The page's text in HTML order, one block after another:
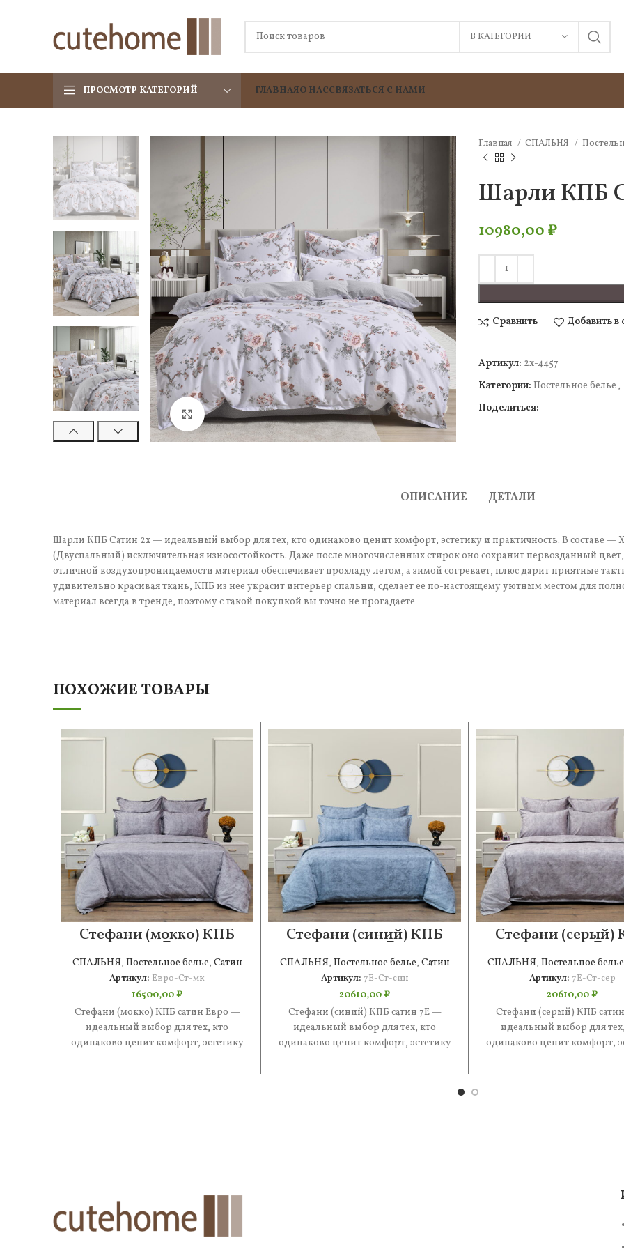
В КАТЕГОРИИ
ПРОСМОТР КАТЕГОРИЙ ГЛАВНАЯО НАССВЯЗАТЬСЯ С НАМИ
Нажмите, чтобы увеличить
Главная СПАЛЬНЯ
Шарли КПБ
10980,00₽
Сравнить Добавить в
Артикул: 2х-4457
Категории: Постельное белье ,
Поделиться:
ОПИСАНИЕ ДЕТАЛИ
Шарли КПБ Сатин 2х — идеальный выбор для тех, кто одинаково ценит комфорт, эстетику и практичность. В составе —
(Двуспальный) исключительная износостойкость. Даже после многочисленных стирок оно сохранит первозданный
отличной воздухопроницаемости материал обеспечивает прохладу летом, а зимой согревает, плюс дарит приятные
удивительно красивая ткань, КПБ из нее украсит интерьер спальни, сделает ее по-настоящему уютным местом для
материал всегда в тренде, поэтому с такой покупкой вы точно не прогадаете
ПОХОЖИЕ ТОВАРЫ
Стефани (мокко) КПБ
сатин Евро
СПАЛЬНЯ, Постельное белье, Сатин
Артикул: Евро-Ст-мк
16500,00₽
Стефани (мокко) КПБ сатин Евро —
идеальный выбор для тех, кто
одинаково ценит комфорт, эстетику
Стефани (синий) КПБ
сатин 7Е
СПАЛЬНЯ, Постельное белье, Сатин
Артикул: 7Е-Ст-син
20610,00₽
Стефани (синий) КПБ сатин 7Е —
идеальный выбор для тех, кто
одинаково ценит комфорт, эстетику
Стефани (серый)
сатин 7Е
СПАЛЬНЯ, Постельное белье
Артикул: 7Е-Ст-сер
20610,00₽
Стефани (серый) КПБ
идеальный выбор для
одинаково ценит комфорт,